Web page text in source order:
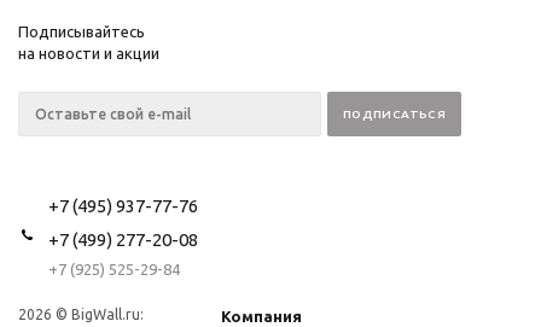
Подписывайтесь
на новости и акции
+7 (495) 937-77-76
+7 (499) 277-20-08
+7 (925) 525-29-84
2026 © BigWall.ru:
Компания